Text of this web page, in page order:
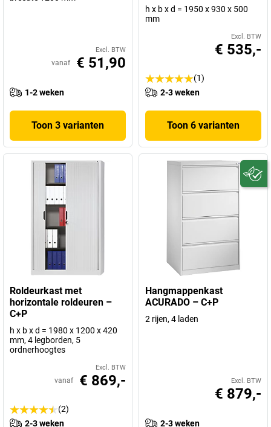
Excl. BTW
vanaf € 51,90
1-2 weken
Toon 3 varianten
h x b x d = 1950 x 930 x 500
mm
Excl. BTW
€ 535,-
(1)
2-3 weken
Toon 6 varianten
Roldeurkast met
horizontale roldeuren –
C+P
h x b x d = 1980 x 1200 x 420
mm, 4 legborden, 5
ordnerhoogtes
Excl. BTW
vanaf € 869,-
(2)
2-3 weken
Hangmappenkast
ACURADO – C+P
2 rijen, 4 laden
Excl. BTW
€ 879,-
2-3 weken